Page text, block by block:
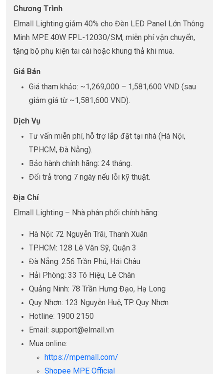
Chương Trình
Elmall Lighting giảm 40% cho Đèn LED Panel Lớn Thông
Minh MPE 40W FPL-12030/SM, miễn phí vận chuyển,
tặng bộ phụ kiện tai cài hoặc khung thả khi mua.
Giá Bán
Giá tham khảo: ~1,269,000 – 1,581,600 VND (sau
giảm giá từ ~1,581,600 VND).
Dịch Vụ
Tư vấn miễn phí, hỗ trợ lắp đặt tại nhà (Hà Nội,
TP.HCM, Đà Nẵng).
Bảo hành chính hãng: 24 tháng.
Đổi trả trong 7 ngày nếu lỗi kỹ thuật.
Địa Chỉ
Elmall Lighting – Nhà phân phối chính hãng:
Hà Nội: 72 Nguyễn Trãi, Thanh Xuân
TP.HCM: 128 Lê Văn Sỹ, Quận 3
Đà Nẵng: 256 Trần Phú, Hải Châu
Hải Phòng: 33 Tô Hiệu, Lê Chân
Quảng Ninh: 78 Trần Hưng Đạo, Hạ Long
Quy Nhơn: 123 Nguyễn Huệ, TP. Quy Nhơn
Hotline: 1900 2150
Email: support@elmall.vn
Mua online:
https://mpemall.com/
Shopee MPE Official